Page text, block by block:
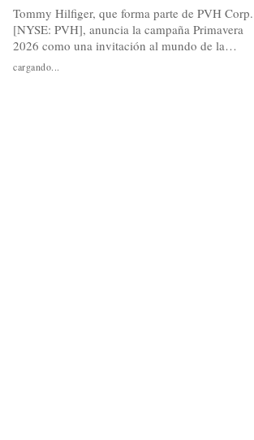
Tommy Hilfiger, que forma parte de PVH Corp.
[NYSE: PVH], anuncia la campaña Primavera
2026 como una invitación al mundo de la
comodidad, la calidez y el entretenimiento del
Sr. Tommy Hilfiger. Inspirada en cuatro décadas
cargando...